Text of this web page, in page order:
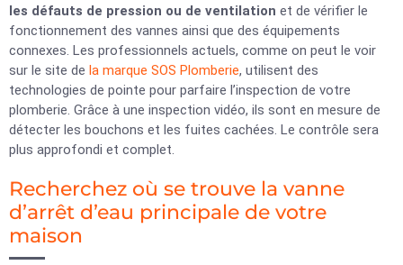
les défauts de pression ou de ventilation et de vérifier le
fonctionnement des vannes ainsi que des équipements
connexes. Les professionnels actuels, comme on peut le voir
sur le site de la marque SOS Plomberie, utilisent des
technologies de pointe pour parfaire l’inspection de votre
plomberie. Grâce à une inspection vidéo, ils sont en mesure de
détecter les bouchons et les fuites cachées. Le contrôle sera
plus approfondi et complet.
Recherchez où se trouve la vanne
d’arrêt d’eau principale de votre
maison